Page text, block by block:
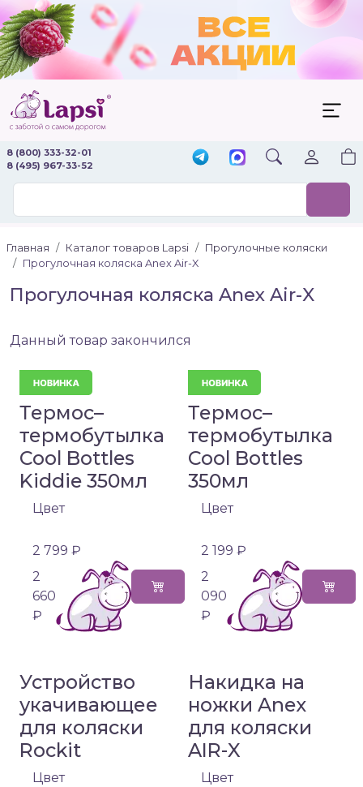
8 (800) 333-32-01
8 (495) 967-33-52
Главная Каталог товаров Lapsi
Прогулочные коляски
Прогулочная коляска Anex Air-X
Прогулочная коляска Anex Air-X
Данный товар закончился
Термос–
термобутылка
Cool Bottles
Kiddie 350мл
Цвет
2 799 ₽
2
660
₽
Термос–
термобутылка
Cool Bottles
350мл
Цвет
2 199 ₽
2
090
₽
Устройство
укачивающее
для коляски
Rockit
Цвет
Накидка на
ножки Anex
для коляски
AIR-X
Цвет